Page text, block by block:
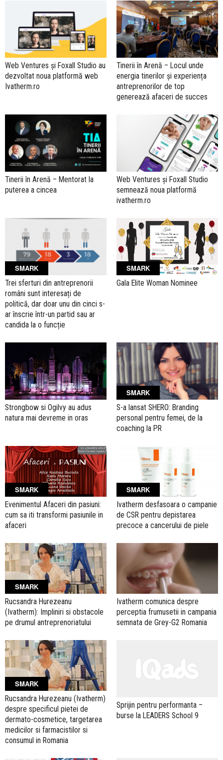
Web Ventures și Foxall Studio au
dezvoltat noua platformă web
Ivatherm.ro
Tinerii în Arenă – Locul unde
energia tinerilor și experiența
antreprenorilor de top
generează afaceri de succes
Tinerii în Arenă – Mentorat la
puterea a cincea
Web Ventures și Foxall Studio
semnează noua platformă
ivatherm.ro
SMARK
Trei sferturi din antreprenorii
români sunt interesați de
politică, dar doar unu din cinci s-
ar înscrie într-un partid sau ar
candida la o funcție
SMARK
Gala Elite Woman Nominee
Strongbow si Ogilvy au adus
natura mai devreme in oras
SMARK
S-a lansat SHERO: Branding
personal pentru femei, de la
coaching la PR
SMARK
Evenimentul Afaceri din pasiuni:
cum sa iti transformi pasiunile in
afaceri
SMARK
Ivatherm desfasoara o campanie
de CSR pentru depistarea
precoce a cancerului de piele
SMARK
Rucsandra Hurezeanu
(Ivatherm): Impliniri si obstacole
pe drumul antreprenoriatului
Ivatherm comunica despre
perceptia frumusetii in campania
semnata de Grey-G2 Romania
SMARK
Rucsandra Hurezeanu (Ivatherm)
despre specificul pietei de
dermato-cosmetice, targetarea
medicilor si farmacistilor si
consumul in Romania
Sprijin pentru performanta –
burse la LEADERS School 9